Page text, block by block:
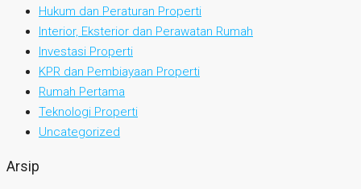
Hukum dan Peraturan Properti
Interior, Eksterior dan Perawatan Rumah
Investasi Properti
KPR dan Pembiayaan Properti
Rumah Pertama
Teknologi Properti
Uncategorized
Arsip